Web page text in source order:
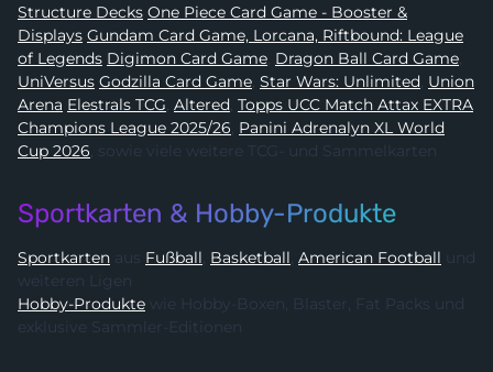
Structure Decks One Piece Card Game - Booster &
Displays Gundam Card Game, Lorcana, Riftbound: League
of Legends
Digimon Card Game, Dragon Ball Card Game,
UniVersus
Godzilla Card Game, Star Wars: Unlimited, Union
Arena
Elestrals TCG, Altered, Topps UCC Match Attax EXTRA
Champions League 2025/26, Panini Adrenalyn XL World
Cup 2026, sowie viele weitere TCG- und Sammelkarten
Sportkarten & Hobby-Produkte
Sportkarten aus Fußball, Basketball, American Football und
weiteren Ligen
Hobby-Produkte
exklusive Sammler-Editionen